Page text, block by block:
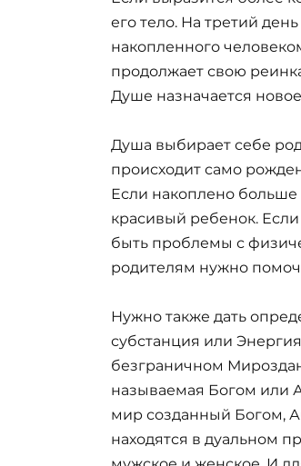
его тело. На третий
накопленного
продолжает свою
Душе назначается
Душа выбирает себе
происходит само
Если накоплено
красивый ребенок.
быть проблемы с
родителям нужно
Нужно также дать
субстанция или
безграничном
называемая Богом или
мир созданный Богом,
находятся в дуальном